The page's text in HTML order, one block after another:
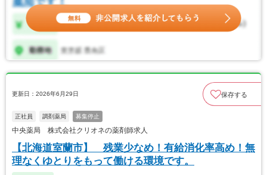
更新日：2026年6月29日 保存する
正社員 調剤薬局 募集停止
中央薬局 株式会社クリオネの薬剤師求人
【北海道室蘭市】 残業少なめ！有給消化率高め！無
理なくゆとりをもって働ける環境です。